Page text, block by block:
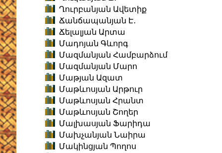
Ղուրբանյան Ավետիք
Ճանճապանյան Է․
Ճելալյան Արտա
Մադոյան Գևորգ
Մազմանյան Համբարձում
Մազմանյան Մարո
Մաթյան Ազատ
Մաթևոսյան Արթուր
Մաթևոսյան Հրանտ
Մաթևոսյան Շողեր
Մալխասյան Ֆարիդա
Մախչանյան Նաիրա
Մակինցյան Պողոս